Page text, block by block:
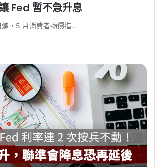
Fed 暫不急升息
爐，5 月消費者物價指…